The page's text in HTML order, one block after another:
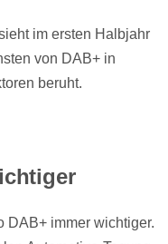
im ersten Halbjahr
von DAB+ in
beruht.
DAB+ immer wichtiger.